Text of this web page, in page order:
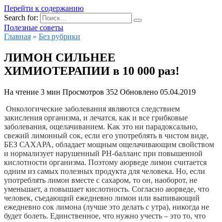
Перейти к содержанию
Search for:
Полезные советы
Главная » Без рубрики
ЛИМОН СИЛЬНЕЕ
ХИМИОТЕРАПИИ в 10 000 раз!
На чтение 3 мин Просмотров 352 Обновлено 05.04.2019
закисления организма, и лечатся, как и все грибковые
заболевания, ощелачиванием. Как это ни парадоксально,
свежий лимонный сок, если его употреблять в чистом виде,
БЕЗ САХАРА, обладает мощным ощелачивающим свойством
и нормализует нарушенный PH-балланс при повышенной
кислотности организма. Поэтому аюрведе лимон считается
одним из самых полезных продукта для человека. Но, если
употреблять лимон вместе с сахаром, то он, наоборот, не
уменьшает, а повышает кислотность. Согласно аюрведе, что
человек, съедающий ежедневно лимон или выпивающий
ежедневно сок лимона (лучше это делать с утра), никогда не
будет болеть. Единственное, что нужно учесть – это то, что